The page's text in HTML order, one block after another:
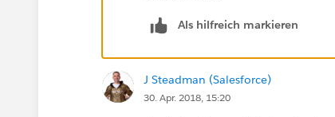
Als hilfreich markieren
J Steadman (Salesforce)
30. Apr. 2018, 15:20